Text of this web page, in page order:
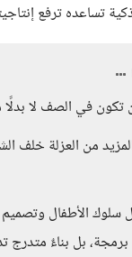
تساعده ترفع
تكون في الصف لا
من العزلة خلف
سلوك الأطفال
بل بناءٌ متدرج